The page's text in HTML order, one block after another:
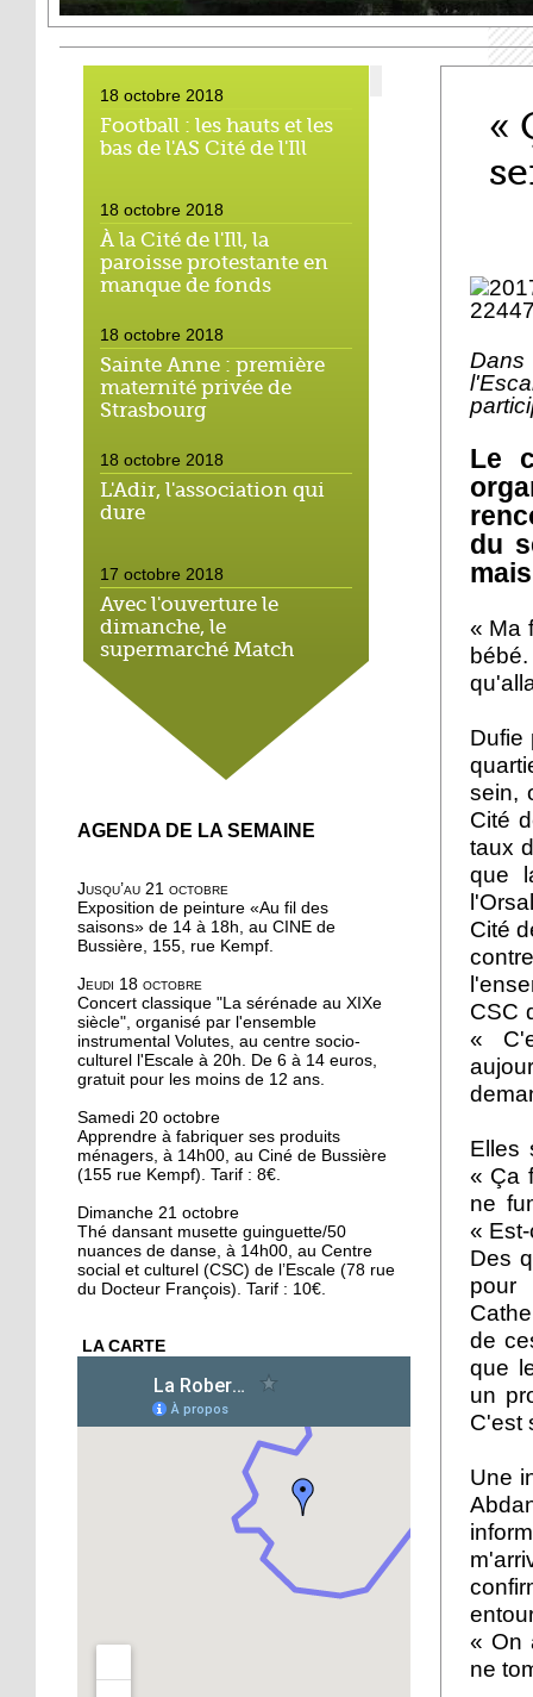
18 octobre 2018
Football : les hauts et les
bas de l'AS Cité de l'Ill
18 octobre 2018
À la Cité de l'Ill, la
paroisse protestante en
manque de fonds
18 octobre 2018
Sainte Anne : première
maternité privée de
Strasbourg
18 octobre 2018
L'Adir, l'association qui
dure
17 octobre 2018
Avec l'ouverture le
dimanche, le
supermarché Match
néglige le droit local
16 octobre 2018
On a testé pour vous : la
marche méditative dans
Au nord de la Robertsau,
on apprend à méditer
Bouffée d'oxygène aux
jardins partagés de la
Robertsau
16 octobre 2018
Conseil municipal : la
Cité de l'Ill et les quartiers
au coeur des débats
16 octobre 2018
La forêt de la Robertsau,
un écrin de biodiversité
Végéman : le premier
kebab végan de
Strasbourg plébiscité
Divergences autour de la
protection des animaux
L'école Schwilgué en
11 octobre 2018
AGENDA DE LA SEMAINE
Jusqu’au 21 octobre
Exposition de peinture «Au fil des
saisons» de 14 à 18h, au CINE de
Bussière, 155, rue Kempf.
Jeudi 18 octobre
Concert classique "La sérénade au XIXe
siècle", organisé par l'ensemble
instrumental Volutes, au centre socio-
culturel l'Escale à 20h. De 6 à 14 euros,
gratuit pour les moins de 12 ans.
Samedi 20 octobre
Apprendre à fabriquer ses produits
ménagers, à 14h00, au Ciné de Bussière
(155 rue Kempf). Tarif : 8€.
Dimanche 21 octobre
Thé dansant musette guinguette/50
nuances de danse, à 14h00, au Centre
social et culturel (CSC) de l’Escale (78 rue
du Docteur François). Tarif : 10€.
LA CARTE
«
Dans
Le
du
« Ma
Dufie
sein,
Cité
taux
que
Cité
CSC
«
Elles
« Ça
ne
«
Des
pour
de
que
un
C'est
Une
« On
ne